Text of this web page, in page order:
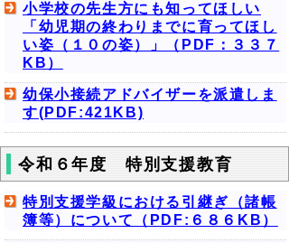
小学校の先生方にも知ってほしい
「幼児期の終わりまでに育ってほし
い姿（１０の姿）」（PDF：３３７
KB）
幼保小接続アドバイザーを派遣しま
す(PDF:421KB)
令和６年度 特別支援教育
特別支援学級における引継ぎ（諸帳
簿等）について（PDF:６８６KB）